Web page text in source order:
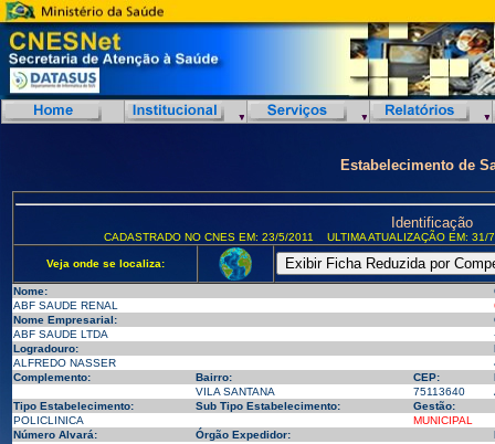
Estabelecimento de
Identificação
CADASTRADO NO CNES EM: 23/5/2011 ULTIMA ATUALIZAÇÃO EM:
Veja onde se localiza:
Nome:
ABF SAUDE RENAL
Nome Empresarial:
ABF SAUDE LTDA
Logradouro:
ALFREDO NASSER
Complemento:
Bairro: CEP:
VILA SANTANA
75113640
Tipo Estabelecimento:
Sub Tipo Estabelecimento:
Gestão:
POLICLINICA
MUNICIPAL
Número Alvará:
Órgão Expedidor: